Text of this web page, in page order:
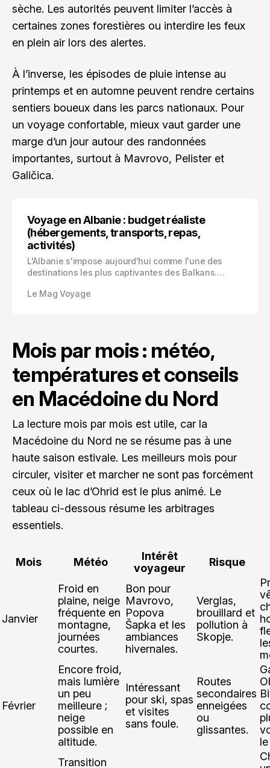
sèche. Les autorités peuvent limiter l’accès à
certaines zones forestières ou interdire les feux
en plein air lors des alertes.
À l’inverse, les épisodes de pluie intense au
printemps et en automne peuvent rendre certains
sentiers boueux dans les parcs nationaux. Pour
un voyage confortable, mieux vaut garder une
marge d’un jour autour des randonnées
importantes, surtout à Mavrovo, Pelister et
Galičica.
Voyage en Albanie : budget réaliste
(hébergements, transports, repas,
activités)
L'Albanie s'impose aujourd'hui comme l'une des
destinations les plus captivantes des Balkans.
Kosovo et le Monténégro, cette perle de l'Adriatique
Le Mag Voyage
Mois par mois : météo,
températures et conseils
en Macédoine du Nord
La lecture mois par mois est utile, car la
Macédoine du Nord ne se résume pas à une
haute saison estivale. Les meilleurs mois pour
circuler, visiter et marcher ne sont pas forcément
ceux où le lac d’Ohrid est le plus animé. Le
tableau ci-dessous résume les arbitrages
essentiels.
Mois Météo
Intérêt
voyageur
Risque
Janvier
Froid en
plaine, neige
fréquente en
montagne,
journées
courtes.
Bon pour
Mavrovo,
Popova
Šapka et les
ambiances
hivernales.
Verglas,
brouillard et
pollution à
Skopje.
Février
Encore froid,
mais lumière
un peu
meilleure ;
neige
possible en
altitude.
Intéressant
pour ski, spas
et visites
sans foule.
Routes
secondaires
enneigées
ou
glissantes.
Transition